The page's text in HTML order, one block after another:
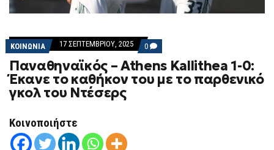
ΚΟΙΝΩΝΙΑ 17 ΣΕΠΤΕΜΒΡΊΟΥ, 2025 0 COMMENTS
ON
ΠΑΝΑΘΗΝΑΪΚΌΣ
–
ATHENS
Παναθηναϊκός – Athens Kallithea 1-0:
Έκανε το καθήκον του με το παρθενικό
γκολ του Ντέσερς
Κοινοποιήστε